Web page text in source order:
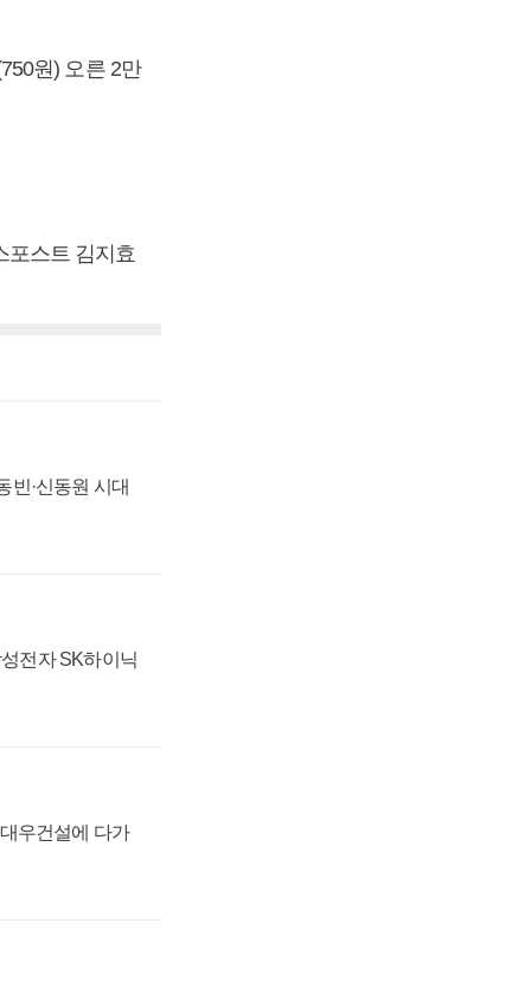
원) 오른 2만
포스트 김지효
빈·신동원 시대
전자 SK하이닉
우건설에 다가